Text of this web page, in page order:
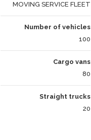
MOVING SERVICE FLEET
Number of vehicles
100
Cargo vans
80
Straight trucks
20